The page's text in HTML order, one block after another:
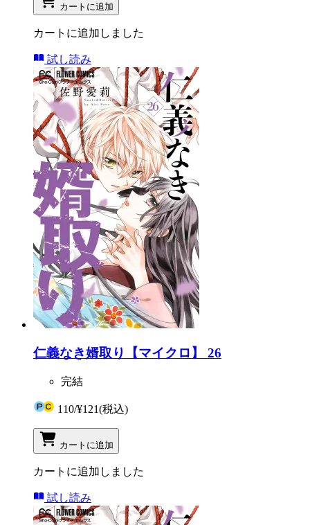
カートに追加
カートに追加しました
試し読み
仁義なき婿取り【マイクロ】 26
完結
110/¥121(税込)
カートに追加
カートに追加しました
試し読み